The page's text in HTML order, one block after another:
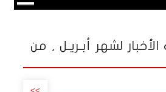
لشهر أبـريـل , من